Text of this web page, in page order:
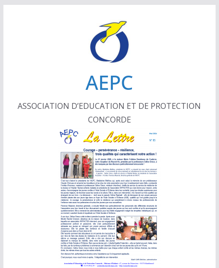
AEPC
ASSOCIATION D’EDUCATION ET DE PROTECTION
CONCORDE